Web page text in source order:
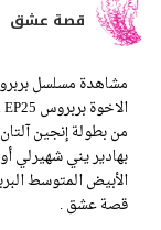
قصة عشق
من بطولة إنجين
بهادير يني شهيرلي
قصة عشق .